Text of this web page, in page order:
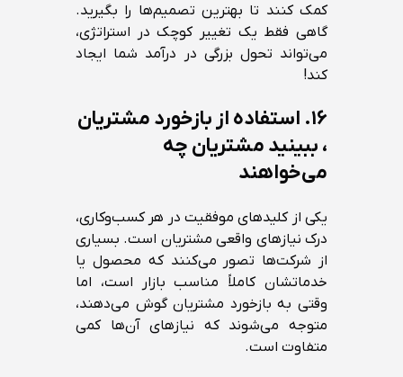
کمک کنند تا بهترین تصمیم‌ها را بگیرید.
گاهی فقط یک تغییر کوچک در استراتژی،
می‌تواند تحول بزرگی در درآمد شما ایجاد
کند!
۱۶. استفاده از بازخورد مشتریان
، ببینید مشتریان چه
می‌خواهند
یکی از کلیدهای موفقیت در هر کسب‌وکاری،
درک نیازهای واقعی مشتریان است. بسیاری
از شرکت‌ها تصور می‌کنند که محصول یا
خدماتشان کاملاً مناسب بازار است، اما
وقتی به بازخورد مشتریان گوش می‌دهند،
متوجه می‌شوند که نیازهای آن‌ها کمی
متفاوت است.